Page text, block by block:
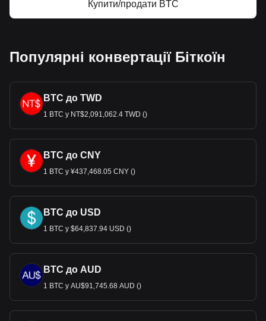
Купити/продати BTC
Популярні конвертації Біткоїн
BTC до TWD
1 BTC у NT$2,091,062.4 TWD ()
BTC до CNY
1 BTC у ¥437,468.05 CNY ()
BTC до USD
1 BTC у $64,837.94 USD ()
BTC до AUD
1 BTC у AU$91,745.68 AUD ()